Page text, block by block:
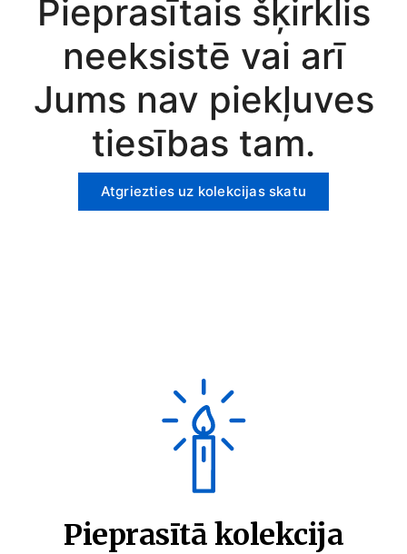
Pieprasītais šķirklis
neeksistē vai arī
Jums nav piekļuves
tiesības tam.
Atgriezties uz kolekcijas skatu
Pieprasītā kolekcija